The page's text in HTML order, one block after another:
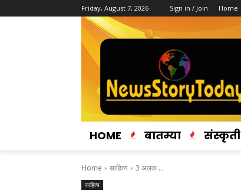
Friday, August 7, 2026 Sign in / Join Home
HOME बातम्या संस्कृती
Home साहित्य 3 अलक …
साहित्य